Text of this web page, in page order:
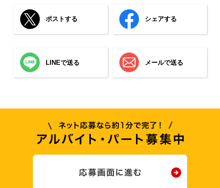
ポストする シェアする
LINEで送る メールで送る